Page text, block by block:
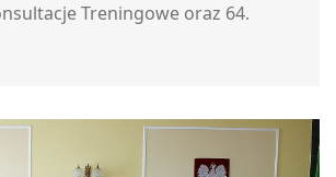
Treningowe oraz 64.